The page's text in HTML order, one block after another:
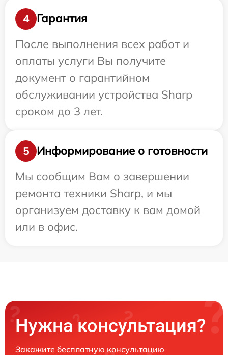
4
Гарантия
После выполнения всех работ и
оплаты услуги Вы получите
документ о гарантийном
обслуживании устройства Sharp
сроком до 3 лет.
5
Информирование о готовности
Мы сообщим Вам о завершении
ремонта техники Sharp, и мы
организуем доставку к вам домой
или в офис.
Нужна консультация?
Закажите бесплатную консультацию